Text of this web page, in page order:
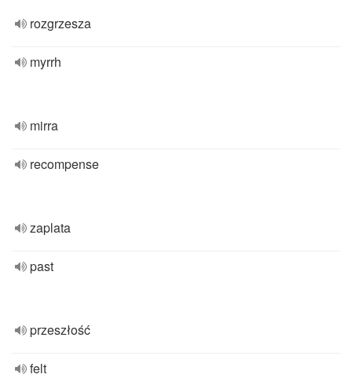
rozgrzesza
myrrh
mirra
recompense
zaplata
past
przeszłość
felt